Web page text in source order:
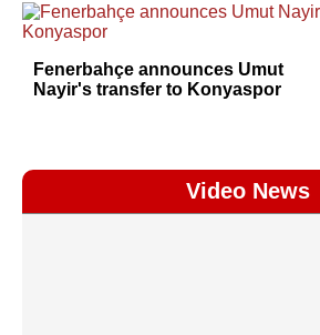
Fenerbahçe announces Umut
Nayir's transfer to Konyaspor
Video News